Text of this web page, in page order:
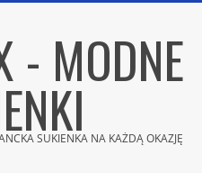
- MODNE
SUKIENKA NA KAŻDĄ OKAZJĘ